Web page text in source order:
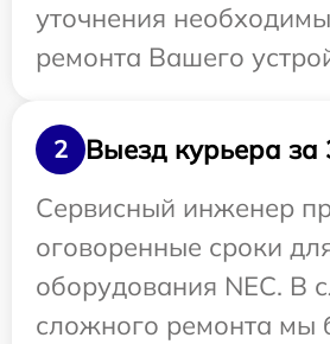
уточнения
ремонта Вашего
2
Выезд курьера за
Сервисный инженер
оговоренные сроки
оборудования NEC. В
сложного ремонта мы